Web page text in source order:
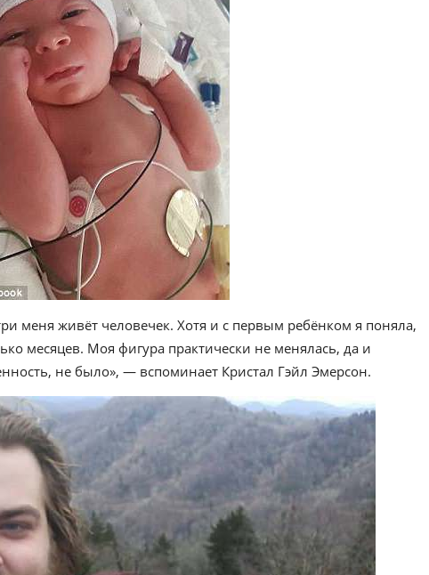
меня живёт человечек. Хотя и с первым ребёнком я поняла,
месяцев. Моя фигура практически не менялась, да и
не было», — вспоминает Кристал Гэйл Эмерсон.